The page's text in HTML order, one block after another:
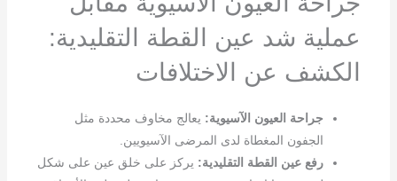
عملية شد عين القطة التقليدية:
الكشف عن الاختلافات
جراحة العيون الآسيوية: يعالج مخاوف محددة مثل
الجفون المغطاة لدى المرضى الآسيويين.
رفع عين القطة التقليدية: يركز على خلق عين على شكل